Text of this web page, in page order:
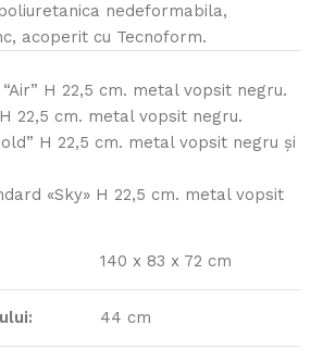
nedeformabila,
acoperit cu Tecnoform.
H 22,5 cm. metal vopsit negru.
22,5 cm. metal vopsit negru.
H 22,5 cm. metal vopsit negru și
«Sky» H 22,5 cm. metal vopsit
140 x 83 x 72 cm
44 cm